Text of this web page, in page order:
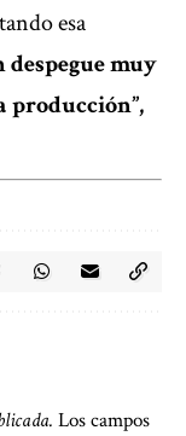
esa
despegue muy
producción”,
Los campos